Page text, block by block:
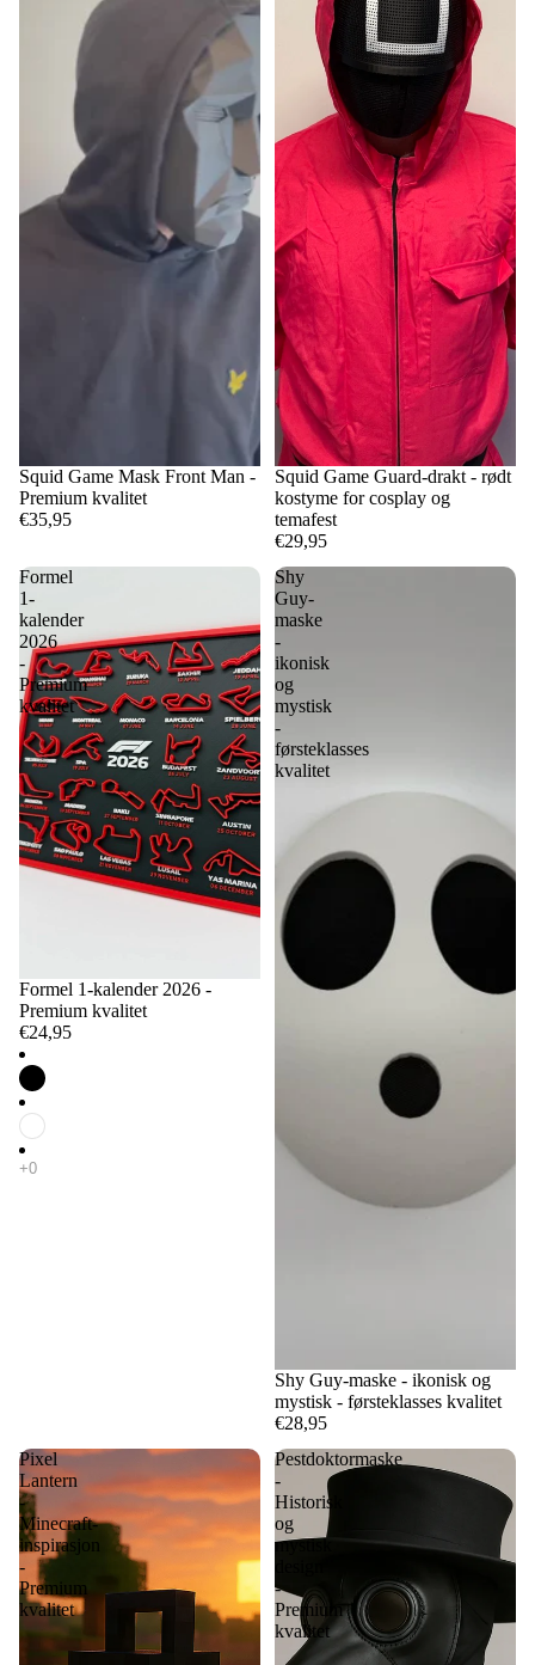
Squid Game Mask Front Man -
Premium kvalitet
€35,95
Squid Game Guard-drakt - rødt
kostyme for cosplay og
temafest
€29,95
Formel
1-
kalender
2026
-
Premium
kvalitet
Formel 1-kalender 2026 -
Premium kvalitet
€24,95
Shy
Guy-
maske
-
ikonisk
og
mystisk
-
førsteklasses
kvalitet
Shy Guy-maske - ikonisk og
mystisk - førsteklasses kvalitet
€28,95
Pixel
Lantern
-
Minecraft-
inspirasjon
-
Premium
kvalitet
Pestdoktormaske
-
Historisk
og
mystisk
-
Premium
kvalitet